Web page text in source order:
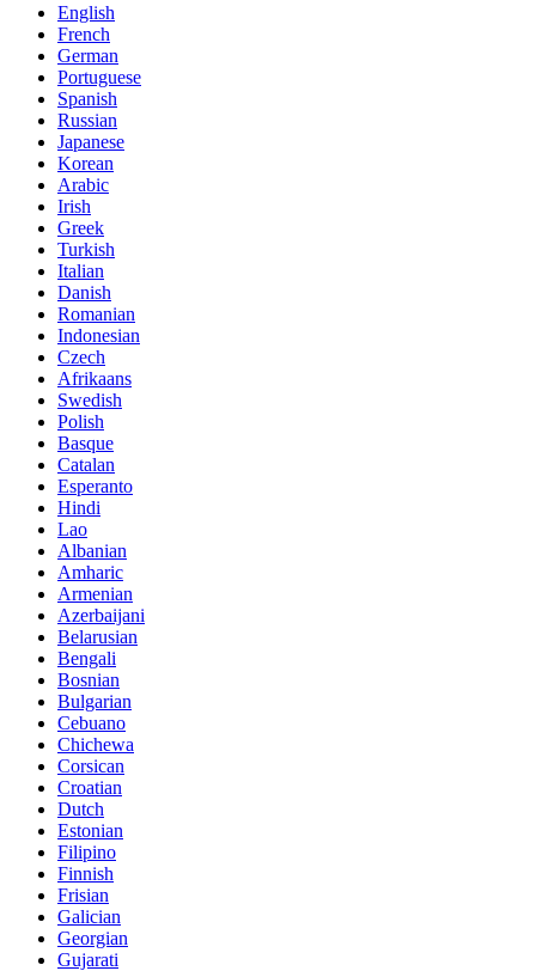
English
French
German
Portuguese
Spanish
Russian
Japanese
Korean
Arabic
Irish
Greek
Turkish
Italian
Danish
Romanian
Indonesian
Czech
Afrikaans
Swedish
Polish
Basque
Catalan
Esperanto
Hindi
Lao
Albanian
Amharic
Armenian
Azerbaijani
Belarusian
Bengali
Bosnian
Bulgarian
Cebuano
Chichewa
Corsican
Croatian
Dutch
Estonian
Filipino
Finnish
Frisian
Galician
Georgian
Gujarati